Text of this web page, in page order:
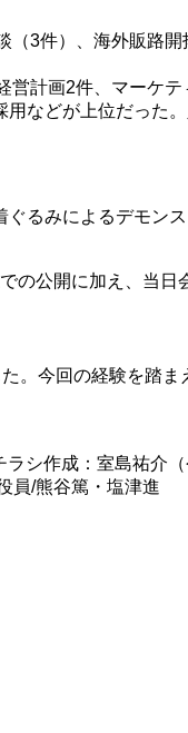
3件）、海外販路
画2件、マーケテ
などが上位だった
るみによるデモン
公開に加え、当
。今回の経験を踏
シ作成：室島祐
員/熊谷篤・塩津進